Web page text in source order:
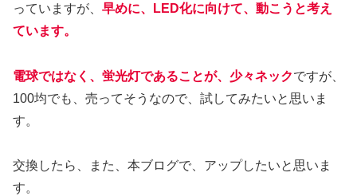
っていますが、 早めに、LED化に向けて、動こうと考え
ています。
電球ではなく、蛍光灯であることが、少々ネックですが、
100均でも、売ってそうなので、試してみたいと思いま
す。
交換したら、また、本ブログで、アップしたいと思いま
す。